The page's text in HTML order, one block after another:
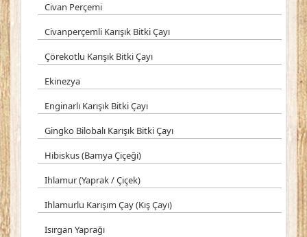
Civan Perçemi
Civanperçemli Karışık Bitki Çayı
Çörekotlu Karışık Bitki Çayı
Ekinezya
Enginarlı Karışık Bitki Çayı
Gingko Bilobalı Karışık Bitki Çayı
Hibiskus (Bamya Çiçeği)
Ihlamur (Yaprak / Çiçek)
Ihlamurlu Karışım Çay (Kış Çayı)
Isırgan Yaprağı